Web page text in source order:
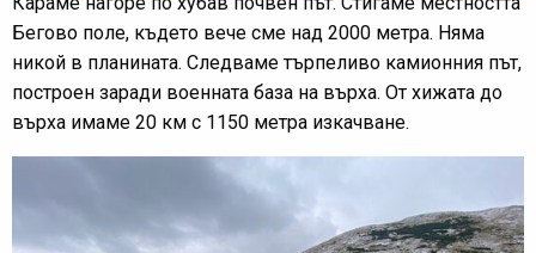
Бегово поле, където вече сме над 2000 метра. Няма
никой в планината. Следваме търпеливо камионния път,
построен заради военната база на върха. От хижата до
върха имаме 20 км с 1150 метра изкачване.